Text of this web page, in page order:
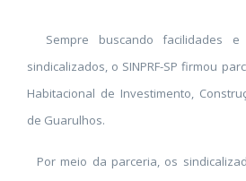
Sempre buscando facilidades e
sindicalizados, o SINPRF-SP firmou
Habitacional de Investimento,
de Guarulhos.
Por meio da parceria, os